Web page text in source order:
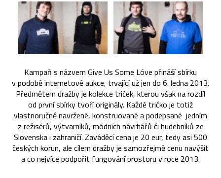
Kampaň s názvem Give Us Some Lóve přináší sbírku
v podobě internetové aukce, trvající už jen do 6. ledna 2013.
Předmětem dražby je kolekce triček, kterou však na rozdíl
od první sbírky tvoří originály. Každé tričko je totiž
vlastnoručně navržené, konstruované a podepsané jedním
z režisérů, výtvarníků, módních návrhářů či hudebníků ze
Slovenska i zahraničí. Zaváděcí cena je 20 eur, tedy asi 500
českých korun, ale cílem dražby je samozřejmě cenu navýšit
a co nejvíce podpořit fungování prostoru v roce 2013.